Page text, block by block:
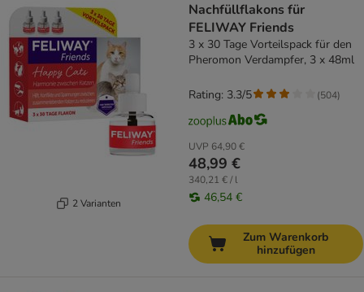
2 Varianten
Nachfüllflakons für
FELIWAY Friends
3 x 30 Tage Vorteilspack für den
Pheromon Verdampfer, 3 x 48ml
UVP 64,90 €
48,99 €
340,21 € / l
46,54 €
Rating: 3.3/5 (504)
Zum Warenkorb
hinzufügen